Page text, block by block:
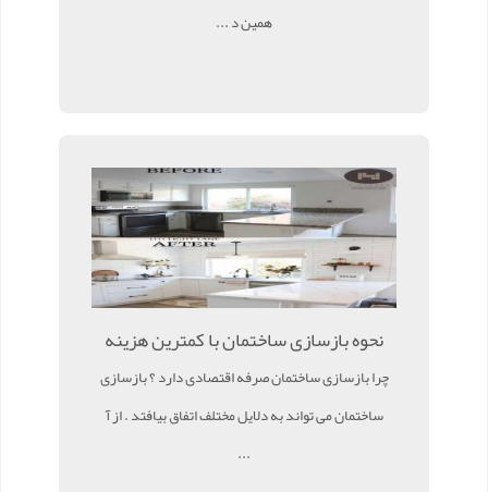
همین د ...
نحوه بازسازی ساختمان با کمترین هزینه
چرا بازسازی ساختمان صرفه اقتصادی دارد ؟ بازسازی
ساختمان می تواند به دلایل مختلف اتفاق بیافتد . از آ
...